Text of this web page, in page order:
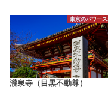
東京のパワース
瀧泉寺（目黒不動尊）